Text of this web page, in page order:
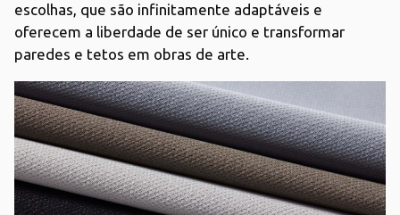
escolhas, que são infinitamente adaptáveis e
oferecem a liberdade de ser único e transformar
paredes e tetos em obras de arte.